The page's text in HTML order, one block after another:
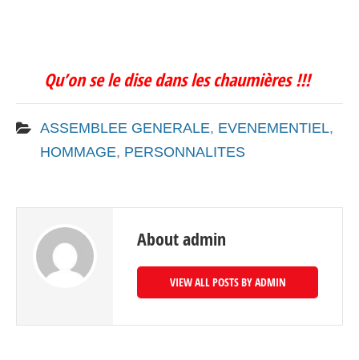
Qu’on se le dise dans les chaumières !!!
ASSEMBLEE GENERALE, EVENEMENTIEL,
HOMMAGE, PERSONNALITES
About admin
VIEW ALL POSTS BY ADMIN